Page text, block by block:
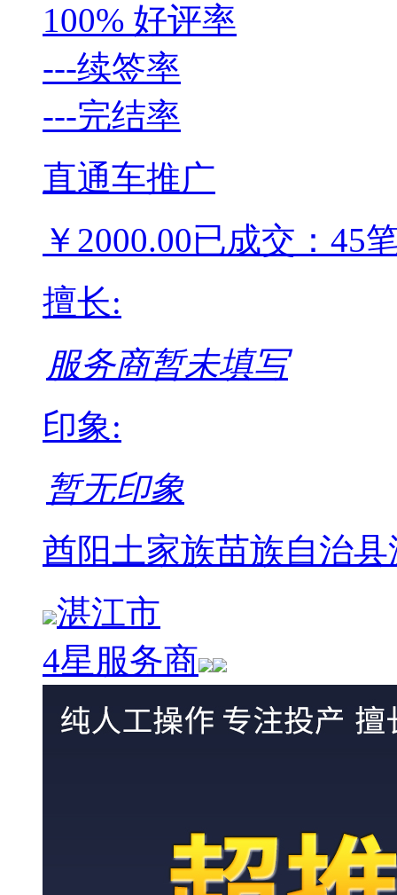
100% 好评率
---续签率
---完结率
直通车推广
￥ 2000.00已成交：45
擅长:
服务商暂未填写
印象:
暂无印象
酋阳土家族苗族自治
湛江市
4星服务商